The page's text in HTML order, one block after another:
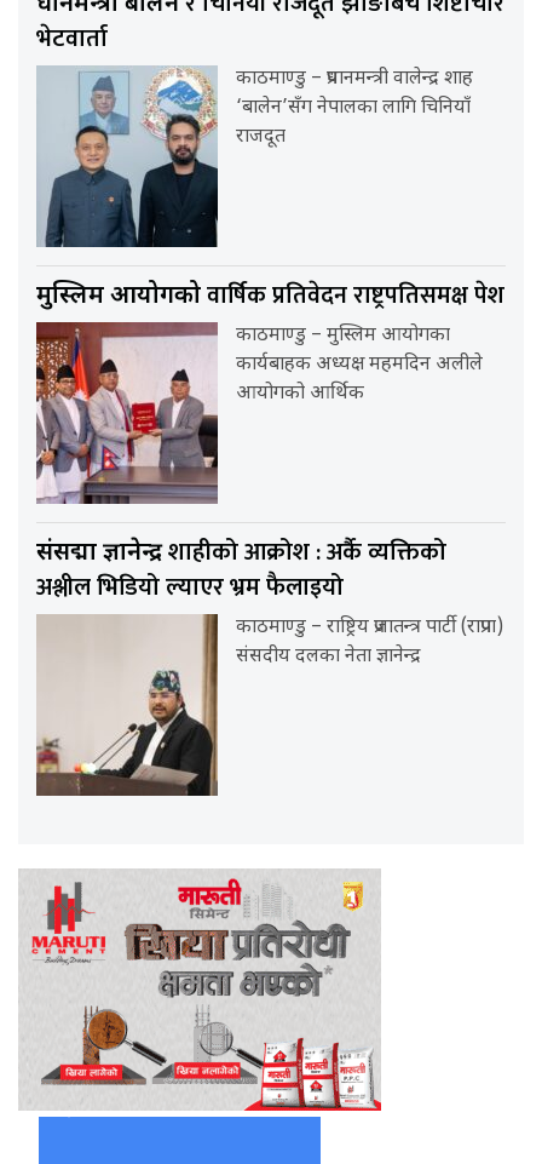
भेटवार्ता
काठमाण्डु – प्रधानमन्त्री वालेन्द्र शाह
‘बालेन’सँग नेपालका लागि चिनियाँ
राजदूत
मुस्लिम आयोगकोवार्षिक प्रतिवेदन राष्ट्रपतिसमक्ष पेश
काठमाण्डु – मुस्लिम आयोगका
कार्यबाहक अध्यक्ष महमदिन अलीले
आयोगको आर्थिक
संसद्मा ज्ञानेन्द्रशाहीको आक्रोश : अर्कै व्यक्तिको
अश्लील भिडियो ल्याएर भ्रम फैलाइयो
काठमाण्डु – राष्ट्रिय प्रजातन्त्र पार्टी (राप्रपा)
संसदीय दलका नेता ज्ञानेन्द्र